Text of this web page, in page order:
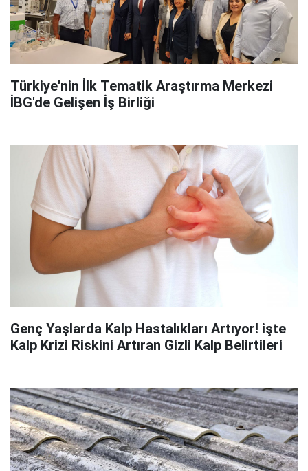
Türkiye'nin İlk Tematik Araştırma Merkezi
İBG'de Gelişen İş Birliği
Genç Yaşlarda Kalp Hastalıkları Artıyor! işte
Kalp Krizi Riskini Artıran Gizli Kalp Belirtileri